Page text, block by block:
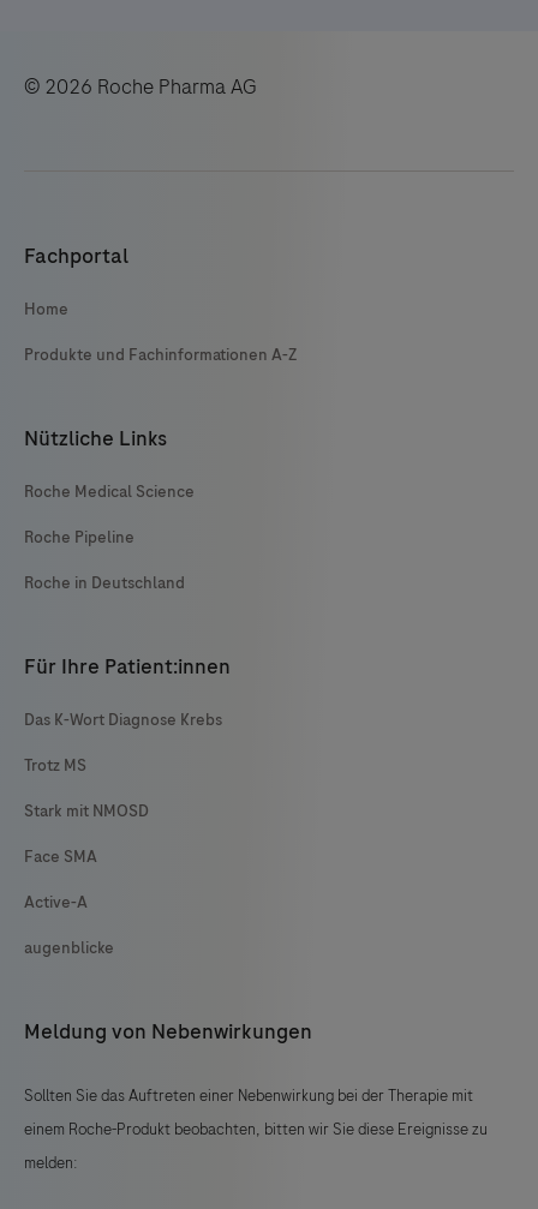
© 2026 Roche Pharma AG
Fachportal
Home
Produkte und Fachinformationen A-Z
Nützliche Links
Roche Medical Science
Roche Pipeline
Roche in Deutschland
Für Ihre Patient:innen
Das K-Wort Diagnose Krebs
Trotz MS
Stark mit NMOSD
Face SMA
Active-A
augenblicke
Meldung von Nebenwirkungen
Sollten Sie das Auftreten einer Nebenwirkung bei der Therapie mit
einem Roche-Produkt beobachten, bitten wir Sie diese Ereignisse zu
melden: